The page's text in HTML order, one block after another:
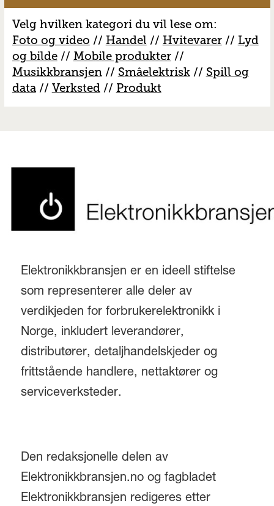
Velg hvilken kategori du vil lese om:
Foto og video // Handel // Hvitevarer// Lyd
og bilde// Mobile produkter//
Musikkbransjen// Småelektrisk// Spill og
data// Verksted// Produkt
Elektronikkbransjen er en ideell stiftelse
som representerer alle deler av
verdikjeden for forbrukerelektronikk i
Norge, inkludert leverandører,
distributører, detaljhandelskjeder og
frittstående handlere, nettaktører og
serviceverksteder.
Den redaksjonelle delen av
Elektronikkbransjen.no og fagbladet
Elektronikkbransjen redigeres etter